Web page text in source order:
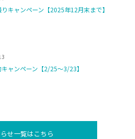
キャンペーン【2025年12月末まで】
ャンペーン【2/25～3/23】
せ一覧はこちら